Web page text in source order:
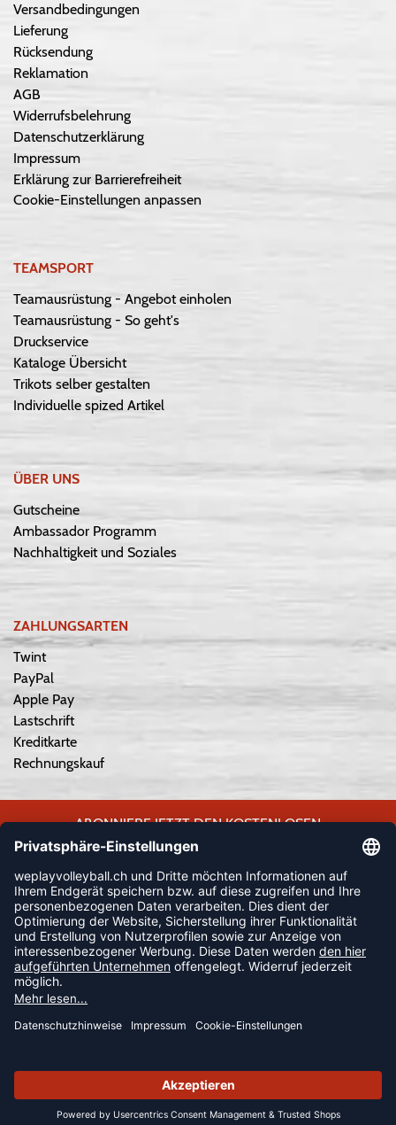
SUMMER SALE: SPARE BIS ZU 65%
Versandbedingungen
Lieferung
Rücksendung
Reklamation
AGB
Widerrufsbelehrung
Datenschutzerklärung
Impressum
Erklärung zur Barrierefreiheit
Cookie-Einstellungen anpassen
TEAMSPORT
Teamausrüstung - Angebot einholen
Teamausrüstung - So geht's
Druckservice
Kataloge Übersicht
Trikots selber gestalten
Individuelle spized Artikel
ÜBER UNS
Gutscheine
Ambassador Programm
Nachhaltigkeit und Soziales
ZAHLUNGSARTEN
Twint
PayPal
Apple Pay
Lastschrift
Kreditkarte
Rechnungskauf
ABONNIERE JETZT DEN KOSTENLOSEN
WEPLAYVOLLEYBALL-NEWSLETTER UND VERPASSE KEINE
JETZT ANMELDEN
FOLLOW US